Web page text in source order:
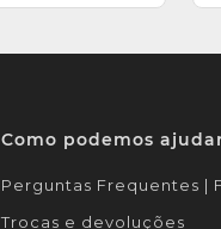
Como podemos
Perguntas Frequentes |
Trocas e devoluções